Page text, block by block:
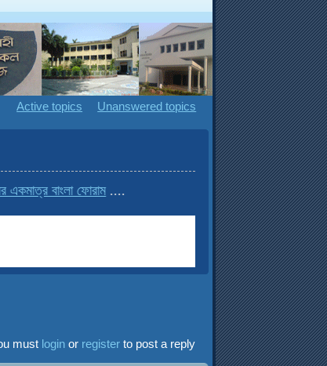
Active topics Unanswered topics
বাংলা ফোরাম....
must loginor registerto post a reply